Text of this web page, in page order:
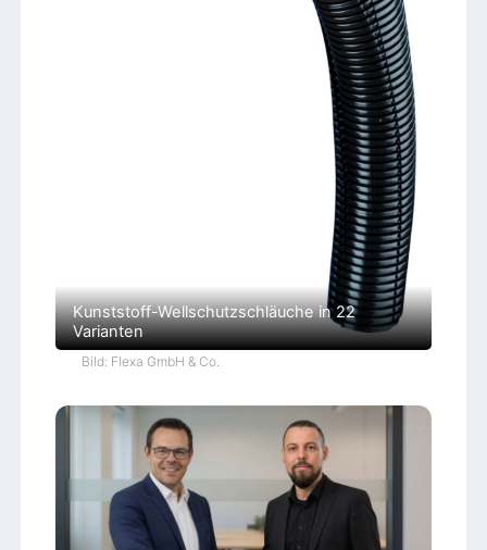
Kunststoff-Wellschutzschläuche in 22
Varianten
Bild: Flexa GmbH & Co.